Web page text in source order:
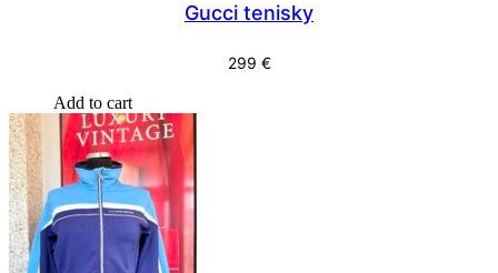
Gucci tenisky
299 €
Add to cart